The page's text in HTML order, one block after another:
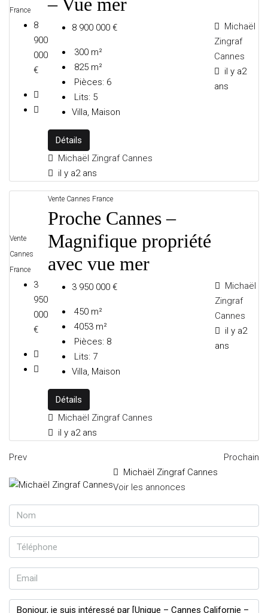
LES AGENCES IMMOBILIÈRES DE LUXE
France
8
900
000
€
8 900 000 €
300 m²
825 m²
Pièces: 6
Lits: 5
Villa, Maison
Détails
Michaël Zingraf Cannes
il y a2 ans
Michaël
Zingraf
Cannes
il y a2
ans
Vente
Cannes
France
3
950
000
€
Vente Cannes France
Proche Cannes –
Magnifique propriété
avec vue mer
3 950 000 €
450 m²
4053 m²
Pièces: 8
Lits: 7
Villa, Maison
Détails
Michaël Zingraf Cannes
il y a2 ans
Michaël
Zingraf
Cannes
il y a2
ans
Prev
Prochain
Michaël Zingraf Cannes
Voir les annonces